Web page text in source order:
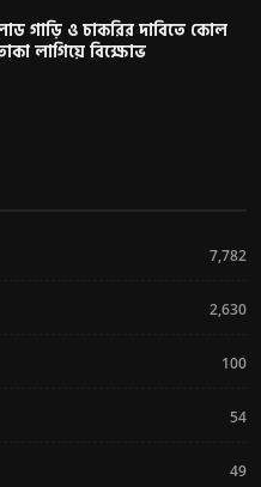
গাড়ি ও চাকরির দাবিতে কোল
লাগিয়ে বিক্ষোভ
7,782
2,630
100
54
49